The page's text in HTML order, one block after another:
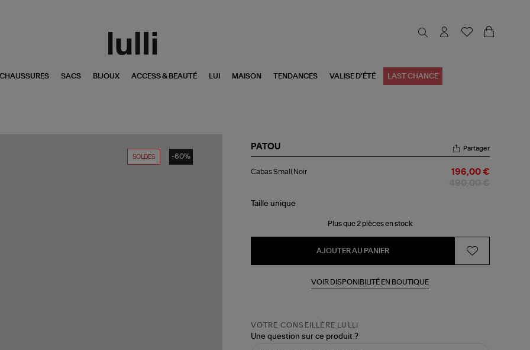
CHAUSSURES SACS BIJOUX ACCESS & BEAUTÉ LUI MAISON TENDANCES VALISE D'ÉTÉ LAST CHANCE
SOLDES -60%
PATOU
Small
Partager
Cabas Small Noir 196,00 €
Taille unique
Plus que 2 pièces en stock
AJOUTER AU PANIER
VOIR DISPONIBILITÉ EN BOUTIQUE
VOTRE CONSEILLÈRE LULLI
Une question sur ce produit ?